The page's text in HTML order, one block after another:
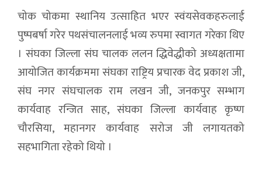
चोक चोकमा स्थानिय उत्साहित भएर स्वंयसेवकहरुलाई
पुष्पबर्षा गरेर पथसंचालनलाई भव्य रुपमा स्वागत गरेका थिए
। संघका जिल्ला संघ चालक ललन द्धिवेद्धीको अध्यक्षतामा
आयोजित कार्यक्रममा संघका राष्ट्रिय प्रचारक वेद प्रकाश जी,
संघ नगर संघचालक राम लखन जी, जनकपुर सम्भाग
कार्यवाह रन्जित साह, संघका जिल्ला कार्यवाह कृष्ण
चौरसिया, महानगर कार्यवाह सरोज जी लगायतको
सहभागिता रहेको थियो ।